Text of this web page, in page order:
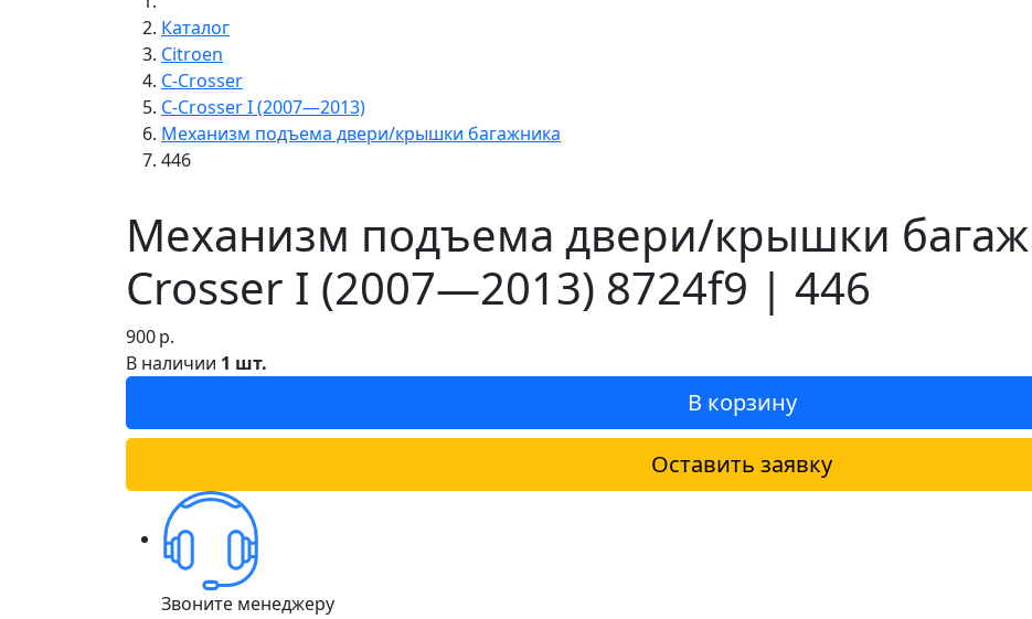
Каталог
Citroen
C-Crosser
C-Crosser I (2007—2013)
Механизм подъема двери/крышки багажника
446
Механизм подъема двери/крышки
Crosser I (2007—2013) 8724f9 | 446
900р.
В наличии 1 шт.
В корзину
Оставить заявку
Звоните менеджеру